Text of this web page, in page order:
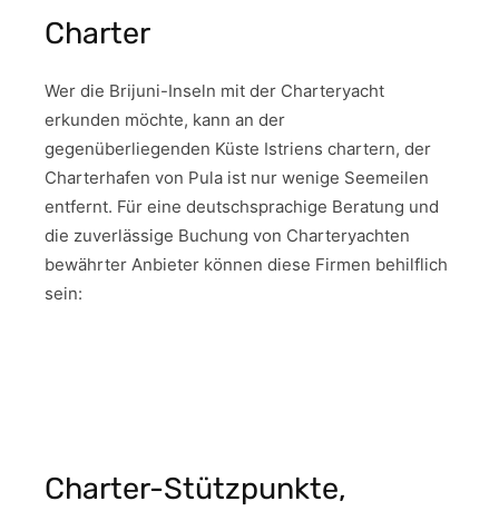
Charter
Wer die Brijuni-Inseln mit der Charteryacht
erkunden möchte, kann an der
gegenüberliegenden Küste Istriens chartern, der
Charterhafen von Pula ist nur wenige Seemeilen
entfernt. Für eine deutschsprachige Beratung und
die zuverlässige Buchung von Charteryachten
bewährter Anbieter können diese Firmen behilflich
sein:
Charter-Stützpunkte,